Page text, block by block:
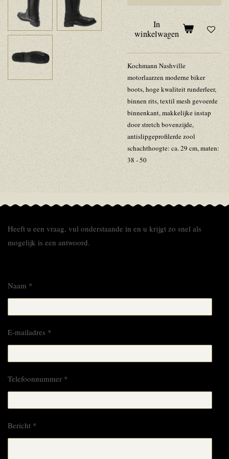
In
winkelwagen
Kochmann Nashville
motorlaarzen moderne biker
boots, hoge kwaliteit runderleer,
binnen rits, textil mesh gevoerde
binnenkant, makkelijke instap
door stretch bovenzijde,
antislipgeprofilerde zool
schachthoogte: ca. 29 cm, maten:
38 - 50
Heeft u een vraag, vul onderstaande in en u krijgt zo snel als
mogelijk is een antwoord.
Naam *
E-mailadres *
Telefoonnummer *
Bericht *